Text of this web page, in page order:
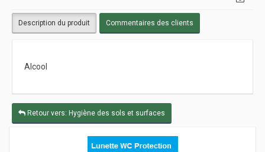
Description du produit Commentaires des clients
Alcool
Retour vers: Hygiène des sols et surfaces